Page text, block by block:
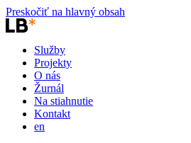
Preskočiť na hlavný obsah
Služby
Projekty
O nás
Žurnál
Na stiahnutie
Kontakt
en